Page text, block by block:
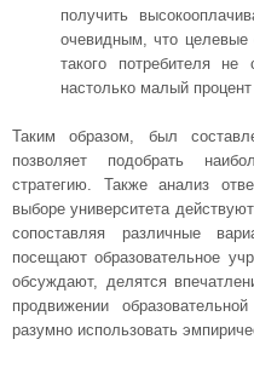
получить
очевидным, что целевые
такого потребителя
настолько малый
Таким образом, был
позволяет подобрать
стратегию. Также анализ
выборе университета
сопоставляя различные
посещают образовательное
обсуждают, делятся
продвижении
разумно использовать